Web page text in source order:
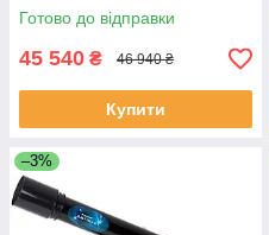
Готово до відправки
45 540 ₴ 46 940 ₴
Купити
–3%